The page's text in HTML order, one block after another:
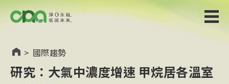
> 國際趨勢
研究：大氣中濃度增速 甲烷居各溫室